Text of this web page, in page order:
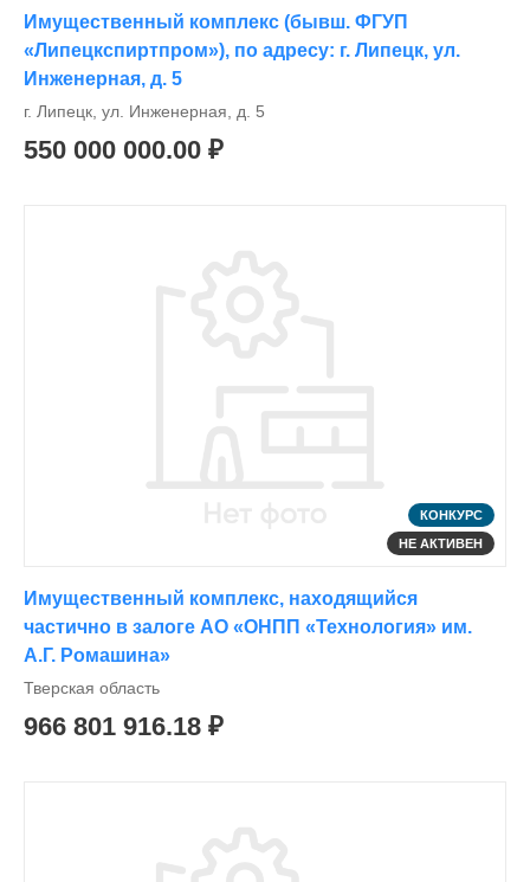
Имущественный комплекс (бывш. ФГУП
«Липецкспиртпром»), по адресу: г. Липецк, ул.
Инженерная, д. 5
г. Липецк, ул. Инженерная, д. 5
550 000 000.00 ₽
КОНКУРС
НЕ АКТИВЕН
Имущественный комплекс, находящийся
частично в залоге АО «ОНПП «Технология» им.
А.Г. Ромашина»
Тверская область
966 801 916.18 ₽